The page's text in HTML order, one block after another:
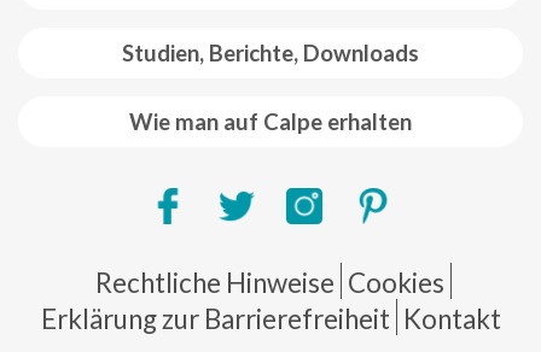
Studien, Berichte, Downloads
Wie man auf Calpe erhalten
Pie de página
Rechtliche Hinweise Cookies
Erklärung zur Barrierefreiheit Kontakt